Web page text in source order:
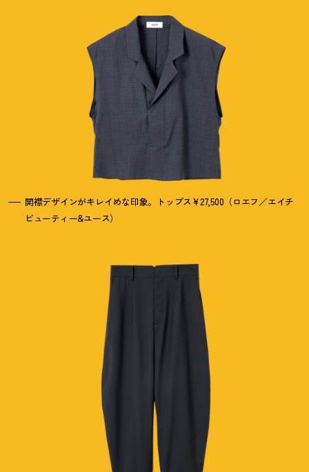
開襟デザインがキレイめな印象。トップス¥27,500（ロエフ／エイチ
ビューティー&ユース）